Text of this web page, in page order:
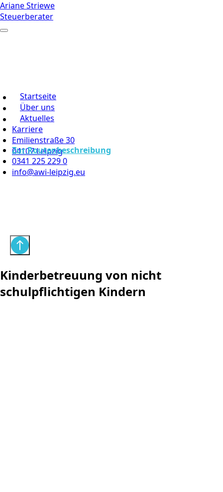
Ariane Striewe
Steuerberater
Startseite
Über uns
Aktuelles
Karriere
Emilienstraße 30
04107 Leipzig
Zur Routenbeschreibung
0341 225 229 0
info@awi-leipzig.eu
Kinderbetreuung von nicht
schulpflichtigen Kindern